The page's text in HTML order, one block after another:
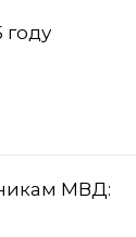
году
МВД: